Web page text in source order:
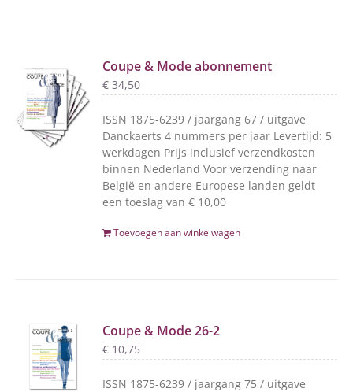
Coupe & Mode abonnement
€ 34,50
ISSN 1875-6239 / jaargang 67 / uitgave
Danckaerts 4 nummers per jaar Levertijd: 5
werkdagen Prijs inclusief verzendkosten
binnen Nederland Voor verzending naar
België en andere Europese landen geldt
een toeslag van € 10,00
Toevoegen aan winkelwagen
Coupe & Mode 26-2
€ 10,75
ISSN 1875-6239 / jaargang 75 / uitgave